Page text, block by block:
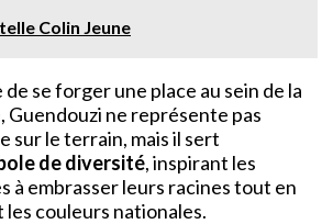
Colin Jeune
se forger une place au sein de la
Guendouzi ne représente pas
sur le terrain, mais il sert
de diversité, inspirant les
à embrasser leurs racines tout en
couleurs nationales.